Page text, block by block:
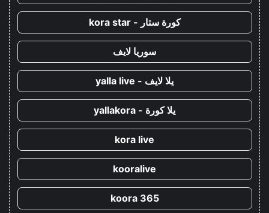
كورة ستار - kora star
سوريا لايف
يلا لايف - yalla live
يلا كورة - yallakora
kora live
kooralive
koora 365